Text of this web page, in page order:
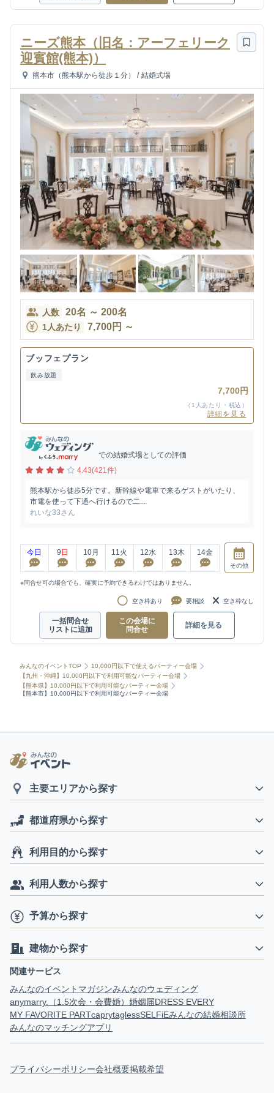
ニーズ熊本（旧名：アーフェリーク
迎賓館(熊本)）
熊本市（熊本駅から徒歩１分） / 結婚式場
人数 20名 ～ 200名
1人あたり 7,700円 ～
ブッフェプラン
飲み放題
7,700円
（1人あたり・税込）
詳細を見る
での結婚式場としての評価
4.43(421件)
熊本駅から徒歩5分です。新幹線や電車で来るゲストがいたり、
市電を使って下通へ行けるので二...
れいな33さん
今日 9 日 10月 11火 12水 13木 14金
その他
※問合せ可の場合でも、確実に予約できるわけではありません。
空き枠あり 要相談 空き枠なし
一括問合せ
リストに追加
この会場に
問合せ
詳細を見る
みんなのイベントTOP
10,000円以下で使えるパーティー会場
【九州・沖縄】10,000円以下で利用可能なパーティー会場
【熊本県】10,000円以下で利用可能なパーティー会場
【熊本市】10,000円以下で利用可能なパーティー会場
主要エリアから探す
都道府県から探す
利用目的から探す
利用人数から探す
予算から探す
建物から探す
関連サービス
みんなのイベントマガジンみんなのウェディング
anymarry.（1.5次会・会費婚） 婚姻届DRESS EVERY
MY FAVORITE PARTcaprytaglessSELFiEみんなの結婚相談所
みんなのマッチングアプリ
プライバシーポリシー会社概要掲載希望